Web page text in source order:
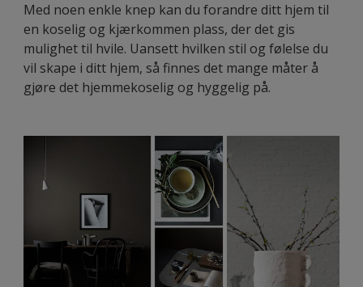
Med noen enkle knep kan du forandre ditt hjem til
en koselig og kjærkommen plass, der det gis
mulighet til hvile. Uansett hvilken stil og følelse du
vil skape i ditt hjem, så finnes det mange måter å
gjøre det hjemmekoselig og hyggelig på.